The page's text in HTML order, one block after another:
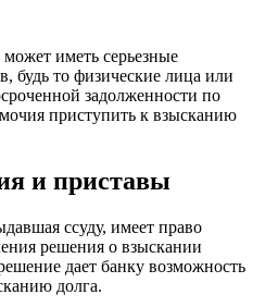
иметь серьезные
будь то физические лица или
задолженности по
приступить к взысканию
и приставы
ссуду, имеет право
решения о взыскании
дает банку возможность
долга.